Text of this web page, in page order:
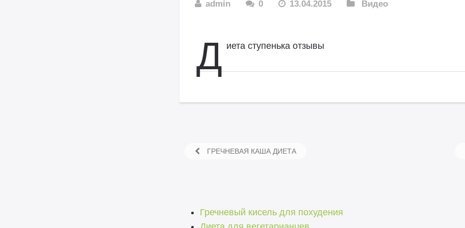
admin 0 13.04.2015 Видео
Д иета ступенька отзывы
ГРЕЧНЕВАЯ КАША ДИЕТА
Гречневый кисель для похудения